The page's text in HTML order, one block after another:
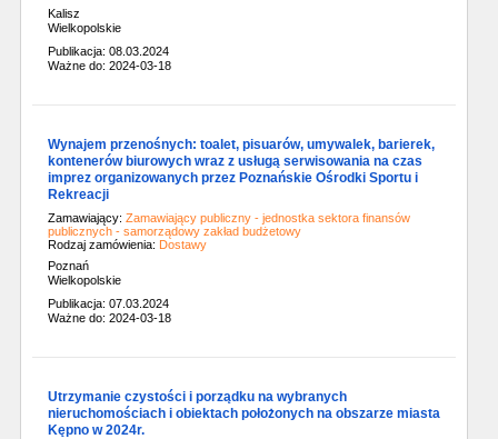
Kalisz
Wielkopolskie
Publikacja: 08.03.2024
Ważne do: 2024-03-18
Wynajem przenośnych: toalet, pisuarów, umywalek, barierek,
kontenerów biurowych wraz z usługą serwisowania na czas
imprez organizowanych przez Poznańskie Ośrodki Sportu i
Rekreacji
Zamawiający: Zamawiający publiczny - jednostka sektora finansów
publicznych - samorządowy zakład budżetowy
Rodzaj zamówienia: Dostawy
Poznań
Wielkopolskie
Publikacja: 07.03.2024
Ważne do: 2024-03-18
Utrzymanie czystości i porządku na wybranych
nieruchomościach i obiektach położonych na obszarze miasta
Kępno w 2024r.